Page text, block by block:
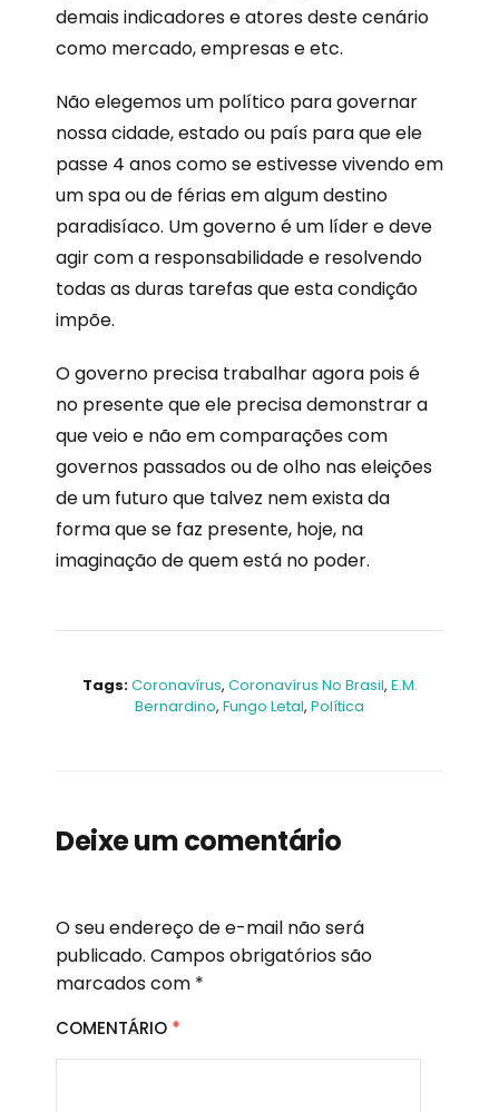
demais indicadores e atores deste cenário
como mercado, empresas e etc.
Não elegemos um político para governar
nossa cidade, estado ou país para que ele
passe 4 anos como se estivesse vivendo em
um spa ou de férias em algum destino
paradisíaco. Um governo é um líder e deve
agir com a responsabilidade e resolvendo
todas as duras tarefas que esta condição
impõe.
O governo precisa trabalhar agora pois é
no presente que ele precisa demonstrar a
que veio e não em comparações com
governos passados ou de olho nas eleições
de um futuro que talvez nem exista da
forma que se faz presente, hoje, na
imaginação de quem está no poder.
Tags:Coronavírus, Coronavírus No Brasil, E.M.
Bernardino, Fungo Letal, Política
Deixe um comentário
O seu endereço de e-mail não será
publicado. Campos obrigatórios são
marcados com *
COMENTÁRIO *